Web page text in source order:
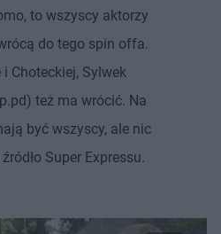
to wszyscy aktorzy
do tego spin offa.
i Choteckiej, Sylwek
też ma wrócić. Na
być wszyscy, ale nic
Super Expressu.